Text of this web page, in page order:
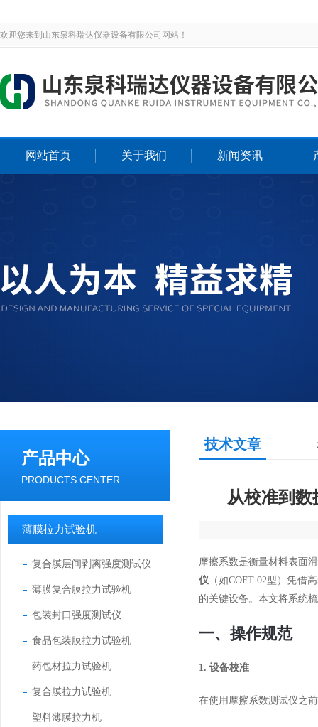
欢迎您来到山东泉科瑞达仪器设备有限公司网站！
网站首页 关于我们 新闻资讯
产品中心
PRODUCTS CENTER
薄膜拉力试验机
复合膜层间剥离强度测试仪
薄膜复合膜拉力试验机
包装封口强度测试仪
食品包装膜拉力试验机
药包材拉力试验机
复合膜拉力试验机
塑料薄膜拉力机
技术文章
从校准到
摩擦系数是衡量材料表面
仪 （如COFT-02型）凭
的关键设备。本文将系统
一、操作规范
1. 设备校准
在使用摩擦系数测试仪之